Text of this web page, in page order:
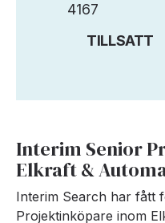
4167
TILLSATT
Interim Senior
Elkraft &
Interim Search har fått
Projektinköpare inom